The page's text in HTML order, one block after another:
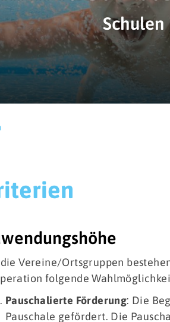
Schulen
Vereine/Ortsgruppen
folgende
Pauschalierte Förderung: Die
Pauschale gefördert. Die
Für Kitas
Antrag
Verwendungsnachweis
Fragen & Antworten